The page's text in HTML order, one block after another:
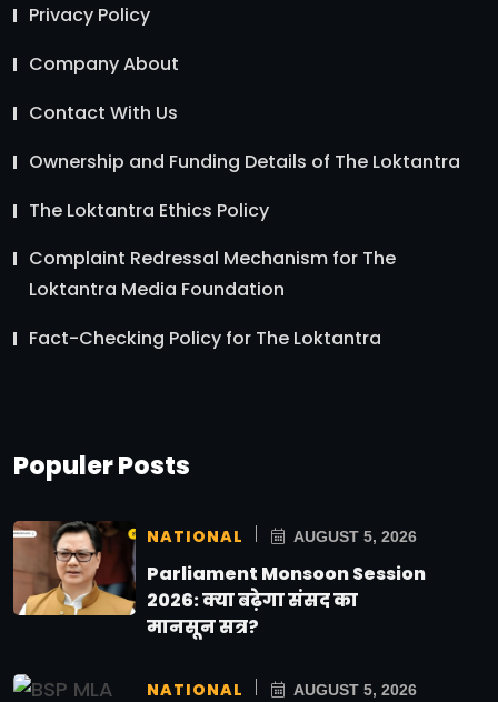
Privacy Policy
Company About
Contact With Us
Ownership and Funding Details of The Loktantra
The Loktantra Ethics Policy
Complaint Redressal Mechanism for The
Loktantra Media Foundation
Fact-Checking Policy for The Loktantra
Populer Posts
NATIONAL AUGUST 5, 2026
Parliament Monsoon Session
2026: क्या बढ़ेगा संसद का
मानसून सत्र?
NATIONAL AUGUST 5, 2026